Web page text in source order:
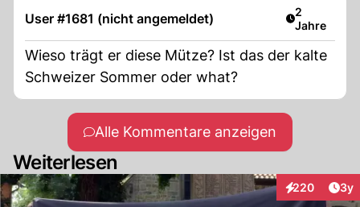
verstehe. Stattdessen lasse man sich von
Wahrnehmungen beeinflussen. Das könne
durch zwei sozialpsychologische
Mechanismen erklärt werden: durch den
Confirmation Bias und die In-Group/Out-
Group-Dynamiken. Sie erklärt: Comfirmation
Bias bezieht sich auf die Tendenz,
Informationen so zu interpretieren, dass sie
User #1681 (nicht angemeldet) Artikel
2
Jahre
Wieso trägt er diese Mütze? Ist das der kalte
Schweizer Sommer oder what?
Alle Kommentare anzeigen
Weiterlesen
220
Interaktionen
3y